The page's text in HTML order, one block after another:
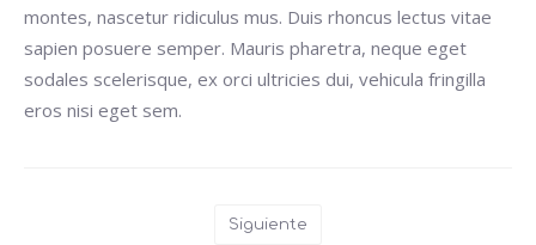
montes, nascetur ridiculus mus. Duis rhoncus lectus vitae
sapien posuere semper. Mauris pharetra, neque eget
sodales scelerisque, ex orci ultricies dui, vehicula fringilla
eros nisi eget sem.
Siguiente